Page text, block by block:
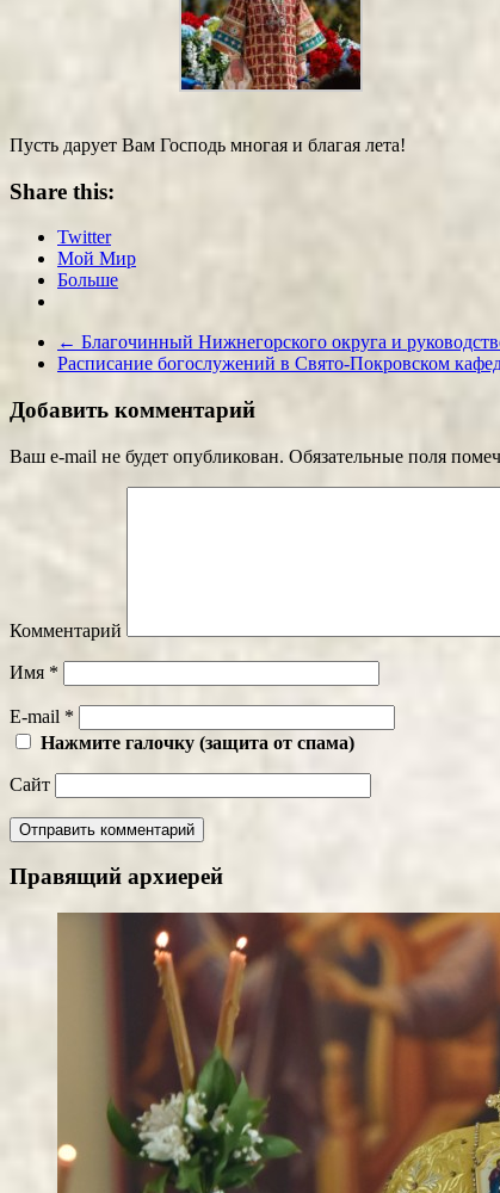
Пусть дарует Вам Господь многая и благая лета!
Share this:
Twitter
Мой Мир
Больше
← Благочинный Нижнегорского округа и
Расписание богослужений в Свято-Покровском
Добавить комментарий
Ваш e-mail не будет опубликован. Обязательные поля
Комментарий
Имя *
E-mail *
Нажмите галочку (защита от спама)
Сайт
Правящий архиерей